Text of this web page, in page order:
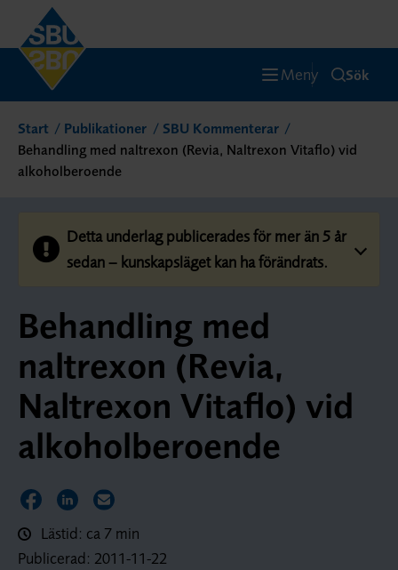
Meny Sök
Start Publikationer
SBU Kommenterar
Behandling med naltrexon (Revia, Naltrexon Vitaflo) vid
alkoholberoende
Detta underlag publicerades för mer än 5 år
sedan – kunskapsläget kan ha förändrats.
Behandling med
naltrexon (Revia,
Naltrexon Vitaflo) vid
alkoholberoende
Dela sidan på Facebook
Dela sidan på LinkedIn
Dela sidan via E-post
Lästid: ca 7 min
Publicerad: 2011-11-22